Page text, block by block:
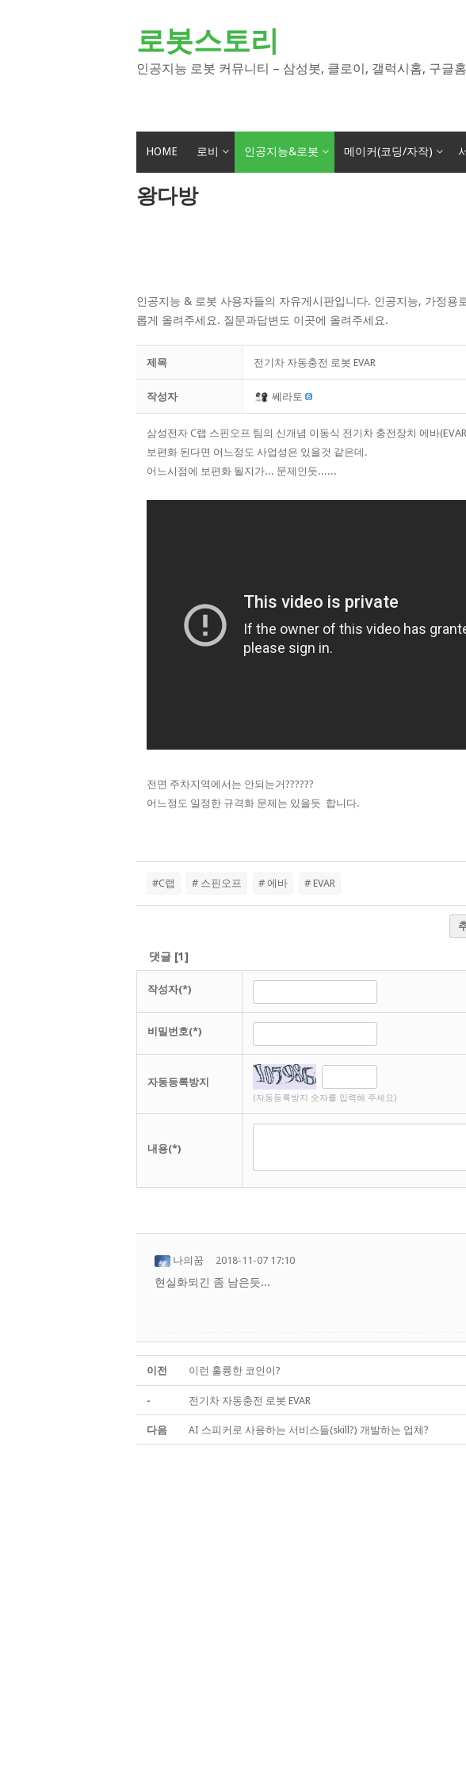
로봇스토리
인공지능 로봇 커뮤니티 – 삼성봇, 클로이, 갤럭시홈, 구글
HOME 로비 인공지능&로봇 메이커(코딩/자작)
왕다방
인공지능 & 로봇 사용자들의 자유게시판입니다. 인공지능, 가정용
롭게 올려주세요. 질문과답변도 이곳에 올려주세요.
제목 전기차 자동충전 로봇 EVAR
작성자 쎄라토
삼성전자 C랩 스핀오프 팀의 신개념 이동식 전기차 충전장치 에바
보편화 된다면 어느정도 사업성은 있을것 같은데.
어느시점에 보편화 될지가... 문제인듯......
전면 주차지역에서는 안되는거??????
어느정도 일정한 규격화 문제는 있을듯 합니다.
#C랩 # 스핀오프 # 에바 # EVAR
댓글 [1]
작성자(*)
비밀번호(*)
자동등록방지
(자동등록방지 숫자를 입력해 주세요)
내용(*)
나의꿈 2018-11-07 17:10
현실화되긴 좀 남은듯...
이전 이런 훌륭한 코인이?
- 전기차 자동충전 로봇 EVAR
다음 AI 스피커로 사용하는 서비스들(skill?) 개발하는 업체?